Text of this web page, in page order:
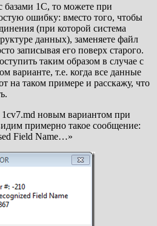
базами 1С, то можете при
ошибку: вместо того, чтобы
(при которой система
данных), заменяете файл
записывая его поверх старого.
таким образом в случае с
варианте, т.е. когда все данные
на таком примере и расскажу, что
новым вариантом при
примерно такое сообщение:
Field Name…»